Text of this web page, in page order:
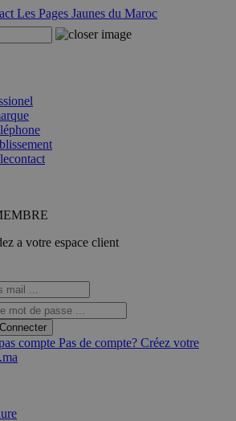
a votre espace client
Connecter
Pas de compte? Créez votre